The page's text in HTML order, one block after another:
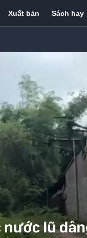
Xuất bản Sách hay